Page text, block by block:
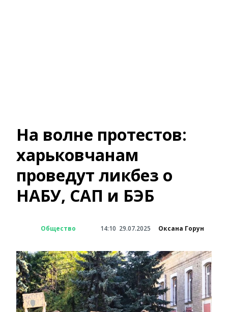
На волне протестов:
харьковчанам
проведут ликбез о
НАБУ, САП и БЭБ
Общество 14:10 29.07.2025 Оксана Горун